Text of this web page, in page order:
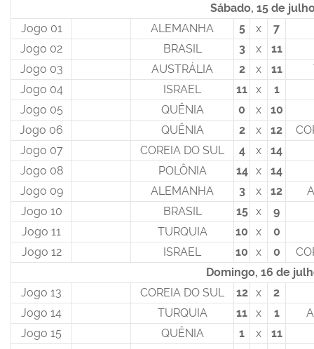
Sábado, 15 de
Jogo 01
ALEMANHA 5 x
7
Jogo 02
BRASIL 3 x 11
Jogo 03
AUSTRÁLIA 2 x 11
Jogo 04
ISRAEL 11 x
1
Jogo 05
QUÊNIA 0 x
10
Jogo 06
QUÊNIA 2 x 12
Jogo 07
COREIA DO SUL 4 x
14
Jogo 08
POLÔNIA 14 x
14
Jogo 09
ALEMANHA 3 x 12
Jogo 10
BRASIL 15 x
9
Jogo 11
TURQUIA 10 x
0
Jogo 12
ISRAEL 10 x 0
Domingo, 16 de
Jogo 13
COREIA DO SUL 12 x
2
Jogo 14
TURQUIA 11 x 1
Jogo 15
QUÊNIA 1 x
11